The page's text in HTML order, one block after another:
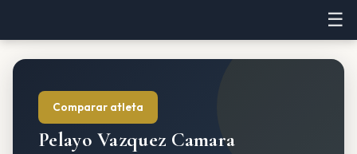
☰
Comparar atleta
Pelayo Vazquez Camara